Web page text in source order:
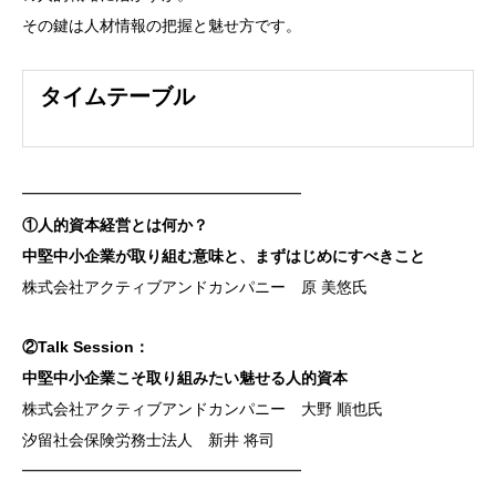
その鍵は人材情報の把握と魅せ方です。
タイムテーブル
━━━━━━━━━━━━━━━━━━
①人的資本経営とは何か？
中堅中小企業が取り組む意味と、まずはじめにすべきこと
株式会社アクティブアンドカンパニー 原 美悠氏
②Talk Session：
中堅中小企業こそ取り組みたい魅せる人的資本
株式会社アクティブアンドカンパニー 大野 順也氏
汐留社会保険労務士法人 新井 将司
━━━━━━━━━━━━━━━━━━